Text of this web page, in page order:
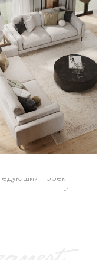
проект
→